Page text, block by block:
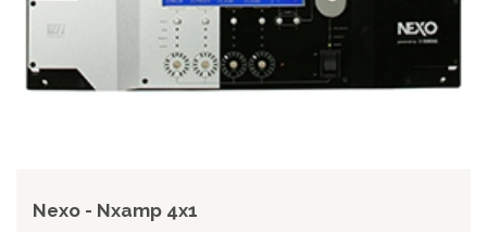
Nexo - Nxamp 4x1